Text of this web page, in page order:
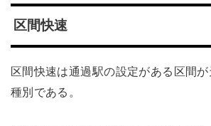
区間快速
区間快速は通過駅の設定がある区間
種別である。